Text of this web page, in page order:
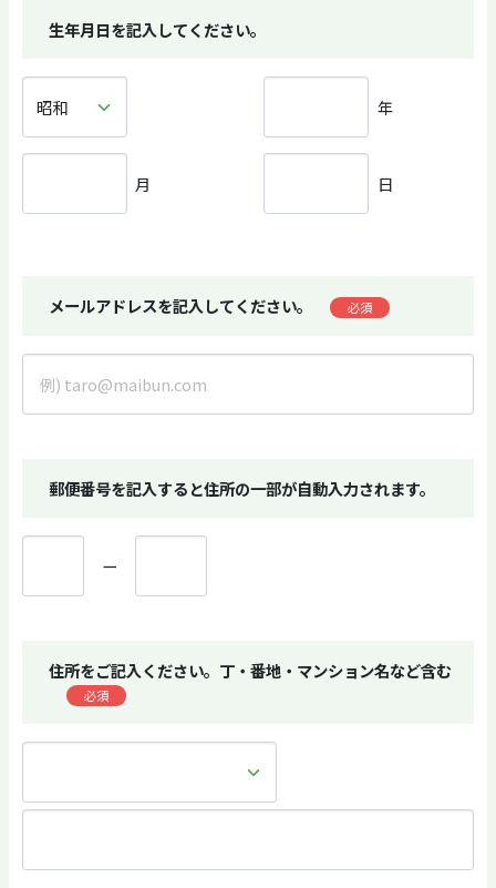
生年月日を記入してください。
年
月 日
メールアドレスを記入してください。 必須
郵便番号を記入すると住所の一部が自動入力されます。
ー
住所をご記入ください。丁・番地・マンション名など含む
必須